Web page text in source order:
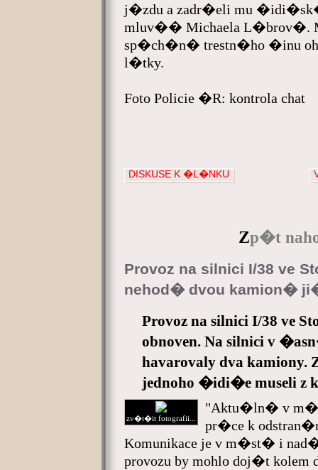
j�zdu a zadr�eli mu
mluv�� Michaela L�brov�.
sp�ch�n� trestn�ho �inu
l�tky.
Foto Policie �R: kontrola chat
DISKUSE K �L�NKU
Zp�t
Provoz na silnici I/38 ve
nehod� dvou kamion�
Provoz na silnici I/38 ve
obnoven. Na silnici v
havarovaly dva
jednoho �idi�e museli z
zv�t�it fotografii...
"Aktu�ln� v
pr�ce k
Komunikace je v m�st� i
provozu by mohlo doj�t kolem